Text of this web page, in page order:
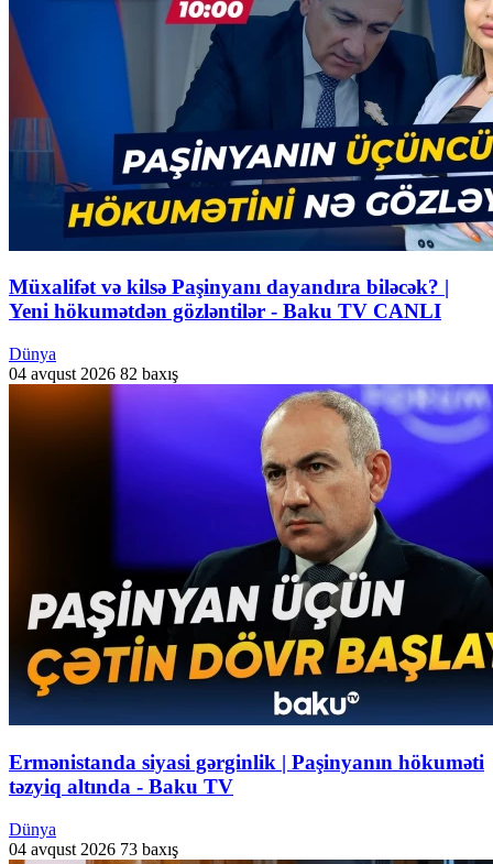
Müxalifət və kilsə Paşinyanı dayandıra biləcək? |
Yeni hökumətdən gözləntilər - Baku TV CANLI
Dünya
04 avqust 2026 82 baxış
Ermənistanda siyasi gərginlik | Paşinyanın hökuməti
təzyiq altında - Baku TV
Dünya
04 avqust 2026 73 baxış